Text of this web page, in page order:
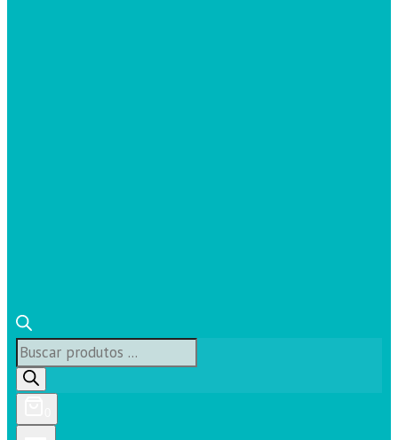
Búsqueda
de
productos